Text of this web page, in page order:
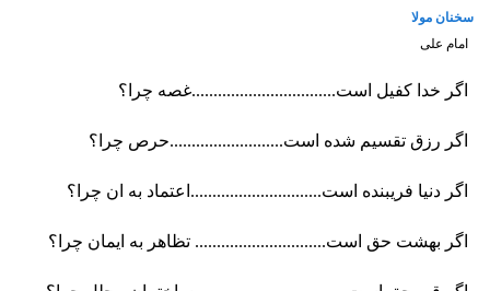
سخنان مولا
امام علی
اگر خدا کفیل است.................................غصه چرا؟
اگر رزق تقسیم شده است..........................حرص چرا؟
اگر دنیا فریبنده است..............................اعتماد به ان چرا؟
اگر بهشت حق است.............................. تظاهر به ایمان چرا؟